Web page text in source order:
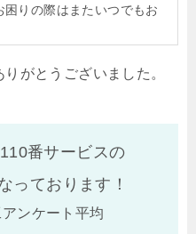
りの際はまたいつでもお
がとうございました。
番サービスの
っております！
ンケート平均